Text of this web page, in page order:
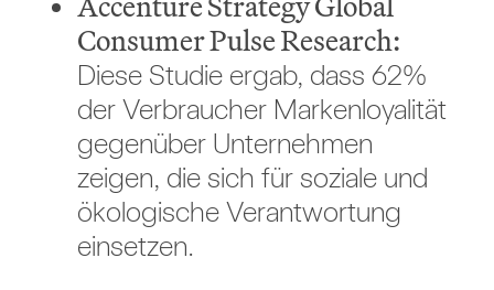
Consumer Pulse Research:
Diese Studie ergab, dass 62%
der Verbraucher Markenloyalität
gegenüber Unternehmen
zeigen, die sich für soziale und
ökologische Verantwortung
einsetzen.